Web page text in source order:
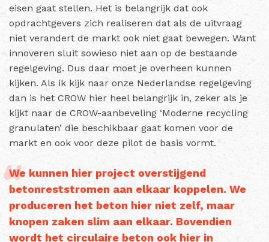
eisen gaat stellen. Het is belangrijk dat ook
opdrachtgevers zich realiseren dat als de uitvraag
niet verandert de markt ook niet gaat bewegen. Want
innoveren sluit sowieso niet aan op de bestaande
regelgeving. Dus daar moet je overheen kunnen
kijken. Als ik kijk naar onze Nederlandse regelgeving
dan is het CROW hier heel belangrijk in, zeker als je
kijkt naar de CROW-aanbeveling ‘Moderne recycling
granulaten’ die beschikbaar gaat komen voor de
markt en ook voor deze pilot de basis vormt.
We kunnen hier project overstijgend
betonreststromen aan elkaar koppelen. We
produceren het beton hier niet zelf, maar
knopen zaken slim aan elkaar. Bovendien
wordt het circulaire beton ook hier in